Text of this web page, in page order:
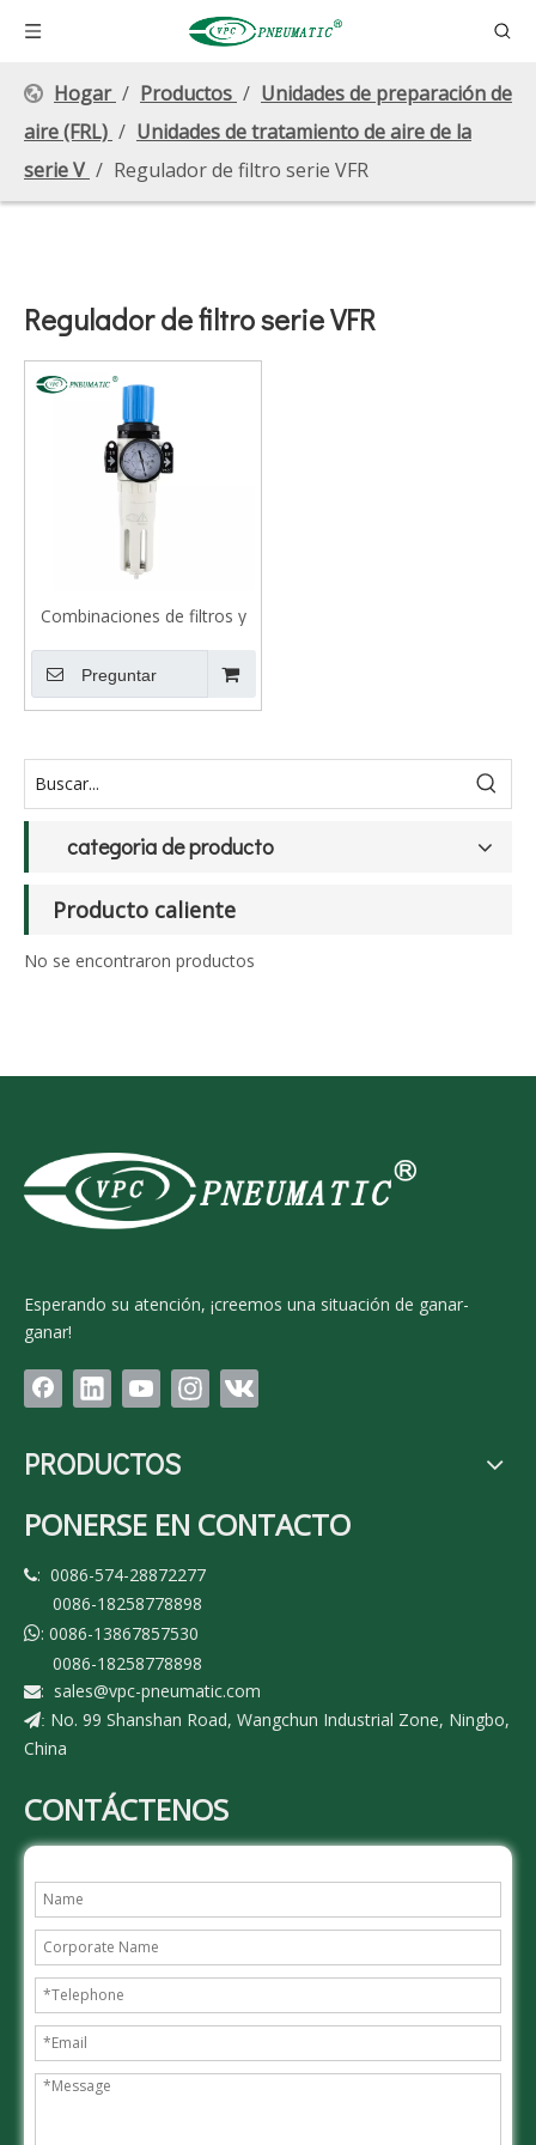
Hogar / Productos / Unidades de preparación de
aire (FRL) / Unidades de tratamiento de aire de la
serie V / Regulador de filtro serie VFR
Regulador de filtro serie VFR
Combinaciones de filtros y
Preguntar
categoria de producto
Producto caliente
No se encontraron productos
Esperando su atención, ¡creemos una situación de ganar-
ganar!
PRODUCTOS
PONERSE EN CONTACTO
: 0086-574-28872277
0086-18258778898
: 0086-13867857530
0086-18258778898
: sales@vpc-pneumatic.com
: No. 99 Shanshan Road, Wangchun Industrial Zone, Ningbo,
China
CONTÁCTENOS